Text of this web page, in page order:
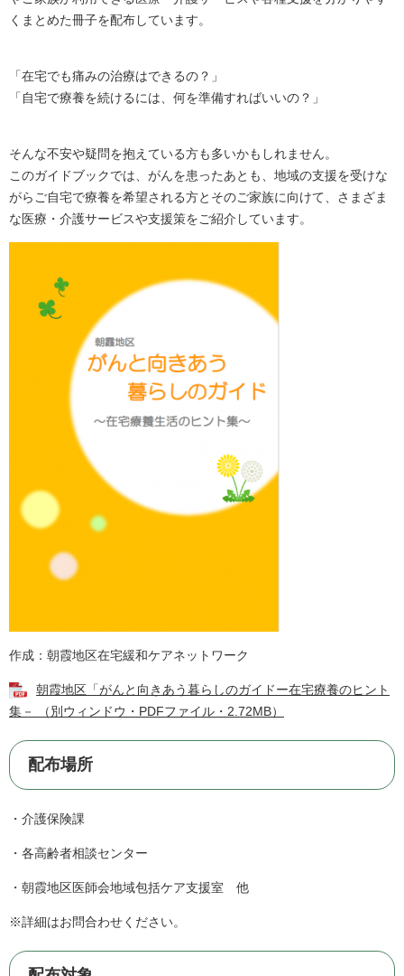
くまとめた冊子を配布しています。
「在宅でも痛みの治療はできるの？」
「自宅で療養を続けるには、何を準備すればいいの？」
そんな不安や疑問を抱えている方も多いかもしれません。
このガイドブックでは、がんを患ったあとも、地域の支援を受けな
がらご自宅で療養を希望される方とそのご家族に向けて、さまざま
な医療・介護サービスや支援策をご紹介しています。
作成：朝霞地区在宅緩和ケアネットワーク
朝霞地区「がんと向きあう暮らしのガイドー在宅療養のヒント
集－ （別ウィンドウ・PDFファイル・2.72MB）
配布場所
・介護保険課
・各高齢者相談センター
・朝霞地区医師会地域包括ケア支援室 他
※詳細はお問合わせください。